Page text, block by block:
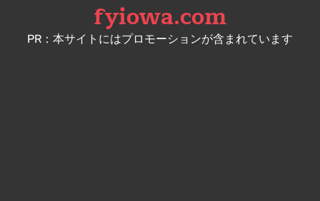
content
fyiowa.com
PR：本サイトにはプロモーションが含まれています